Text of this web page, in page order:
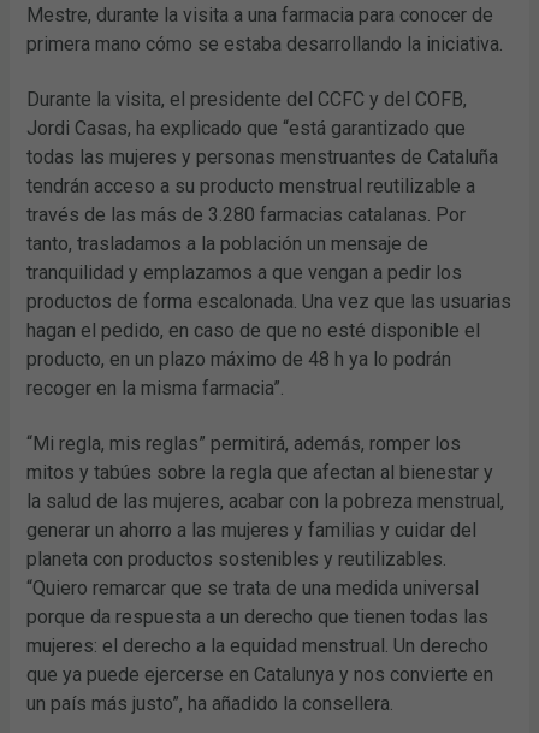
Mestre, durante la visita a una farmacia para conocer de
primera mano cómo se estaba desarrollando la iniciativa.
Durante la visita, el presidente del CCFC y del COFB,
Jordi Casas, ha explicado que “está garantizado que
todas las mujeres y personas menstruantes de Cataluña
tendrán acceso a su producto menstrual reutilizable a
través de las más de 3.280 farmacias catalanas. Por
tanto, trasladamos a la población un mensaje de
tranquilidad y emplazamos a que vengan a pedir los
productos de forma escalonada. Una vez que las usuarias
hagan el pedido, en caso de que no esté disponible el
producto, en un plazo máximo de 48 h ya lo podrán
recoger en la misma farmacia”.
“Mi regla, mis reglas” permitirá, además, romper los
mitos y tabúes sobre la regla que afectan al bienestar y
la salud de las mujeres, acabar con la pobreza menstrual,
generar un ahorro a las mujeres y familias y cuidar del
planeta con productos sostenibles y reutilizables.
“Quiero remarcar que se trata de una medida universal
porque da respuesta a un derecho que tienen todas las
mujeres: el derecho a la equidad menstrual. Un derecho
que ya puede ejercerse en Catalunya y nos convierte en
un país más justo”, ha añadido la consellera.